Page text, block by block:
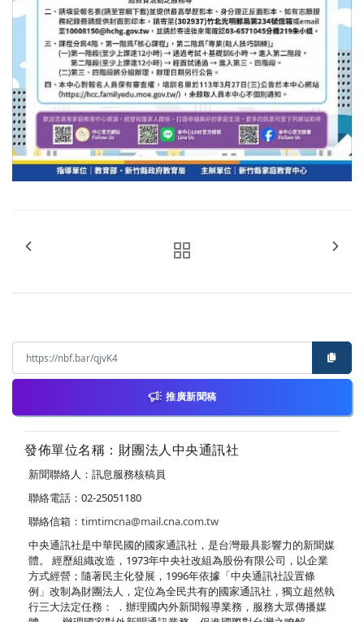
推廣新聞稿
發佈單位名稱：財團法人中央通訊社
新聞聯絡人：訊息服務核稿員
聯絡電話：02-25051180
聯絡信箱： timtimcna@mail.cna.com.tw
中央通訊社是中華民國的國家通訊社，是台灣最具影響力的新聞媒
體。 經歷組織改造，1973年中央社改組為股份有限公司，以企業
方式經營；隨著民主化發展，1996年依據「中央通訊社設置條
例」改制為財團法人，定位為全民共有的國家通訊社，獨立超然執
行三大法定任務： ．辦理國內外新聞報導業務，服務大眾傳播媒